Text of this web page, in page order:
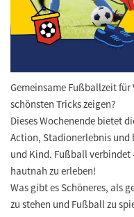
Gemeinsame Fußballzeit
schönsten Tricks zeigen?
Dieses Wochenende bietet
Action, Stadionerlebnis und
und Kind. Fußball verbindet
hautnah zu erleben!
Was gibt es Schöneres, als
zu stehen und Fußball zu